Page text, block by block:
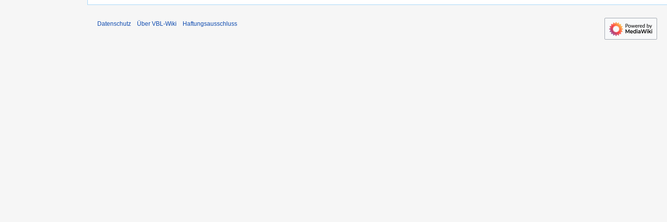
Datenschutz Über VBL-Wiki Haftungsausschluss